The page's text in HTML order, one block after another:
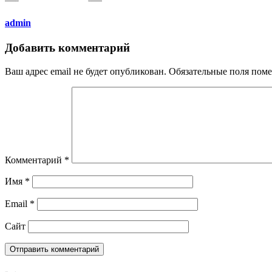
admin
Добавить комментарий
Ваш адрес email не будет опубликован. Обязательные поля
Комментарий *
Имя *
Email *
Сайт